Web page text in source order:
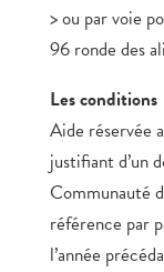
> ou par voie
96 ronde des
Les conditions
Aide réservée
justifiant d’un
Communauté
référence par
l’année